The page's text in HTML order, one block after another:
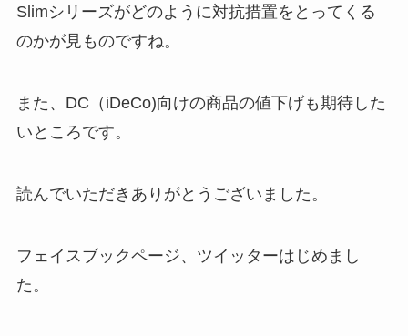
Slimシリーズがどのように対抗措置をとってくる
のかが見ものですね。
また、DC（iDeCo)向けの商品の値下げも期待した
いところです。
読んでいただきありがとうございました。
フェイスブックページ、ツイッターはじめまし
た。